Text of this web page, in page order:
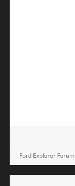
Ford Explorer Forum